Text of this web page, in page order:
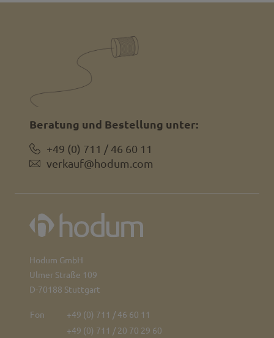
Hodum GmbH
Ulmer Straße 109
D-70188 Stuttgart
Fon
+49 (0) 711 / 46 60 11
+49 (0) 711 / 20 70 29 60
Beratung und Bestellung unter:
+49 (0) 711 / 46 60 11
verkauf@hodum.com